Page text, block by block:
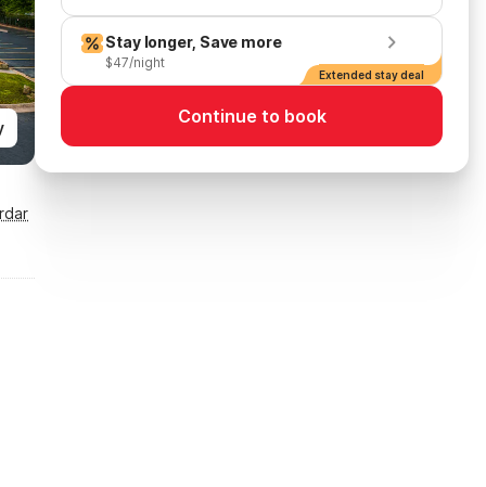
Stay longer, Save more
$47/night
Extended stay deal
Continue to book